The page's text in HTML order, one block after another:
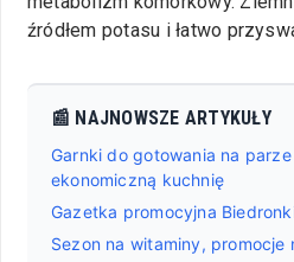
źródłem potasu i łatwo
📰 NAJNOWSZE ARTYKUŁY
Garnki do gotowania na
ekonomiczną kuchnię
Gazetka promocyjna
Sezon na witaminy, promocje